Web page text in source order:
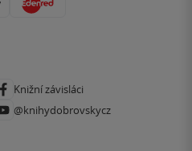
Knižní závisláci
@knihydobrovskycz